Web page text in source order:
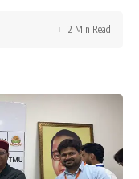
2 Min Read